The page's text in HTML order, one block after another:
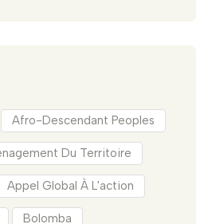
Afro-Descendant Peoples
Du Territoire
Appel Global À L'action
Bolomba